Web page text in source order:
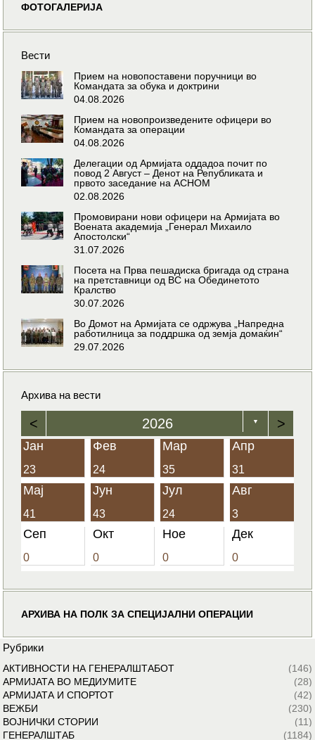
ФОТОГАЛЕРИЈА
Вести
Прием на новопоставени поручници во
Командата за обука и доктрини
04.08.2026
Прием на новопроизведените офицери во
Командата за операции
04.08.2026
Делегации од Армијата оддадоа почит по
повод 2 Август – Денот на Републиката и
првото заседание на АСНОМ
02.08.2026
Промовирани нови офицери на Армијата во
Воената академија „Генерал Михаило
Апостолски“
31.07.2026
Посета на Прва пешадиска бригада од страна
на претставници од ВС на Обединетото
Кралство
30.07.2026
Во Домот на Армијата се одржува „Напредна
работилница за поддршка од земја домаќин“
29.07.2026
Архива на вести
< 2026 ▼ >
Јан
23
Фев
24
Мар
35
Апр
31
Мај
41
Јун
43
Јул
24
Авг
3
Сеп
0
Окт
0
Ное
0
Дек
0
АРХИВА НА ПОЛК ЗА СПЕЦИЈАЛНИ ОПЕРАЦИИ
Рубрики
АКТИВНОСТИ НА ГЕНЕРАЛШТАБОТ
(146)
АРМИЈАТА ВО МЕДИУМИТЕ
(28)
АРМИЈАТА И СПОРТОТ
(42)
ВЕЖБИ
(230)
ВОЈНИЧКИ СТОРИИ
(11)
ГЕНЕРАЛШТАБ
(1184)